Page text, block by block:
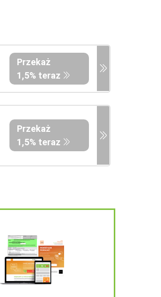
Przekaż
1,5% teraz
Przekaż
1,5% teraz